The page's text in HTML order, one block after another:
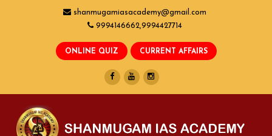
shanmugamiasacademy@gmail.com
9994146662,9994427714